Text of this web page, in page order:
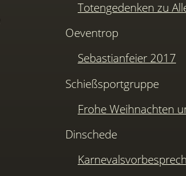
Totengedenken zu
Oeventrop
Sebastianfeier 2017
Schießsportgruppe
Frohe Weihnachten
Dinschede